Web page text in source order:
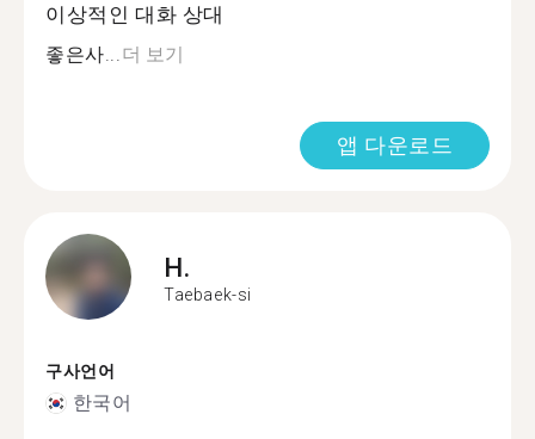
이상적인 대화 상대
좋은사... 더 보기
앱 다운로드
H.
Taebaek-si
구사언어
한국어